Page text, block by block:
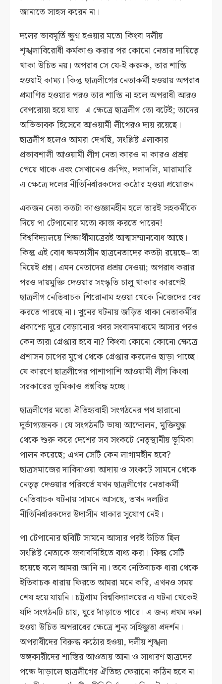
জানাতে সাহস করেন না।
দলের ভাবমূর্তি ক্ষুণ্ন হওয়ার মতো কিংবা দলীয়
শৃঙ্খলাবিরোধী কর্মকাণ্ড করার পর কোনো নেতার দায়িত্বে
থাকা উচিত নয়। অপরাধ সে যে-ই করুক, তার শাস্তি
হওয়াই কাম্য। কিন্তু ছাত্রলীগের নেতাকর্মী হওয়ায় অপরাধ
প্রমাণিত হওয়ার পরও তার শাস্তি না হলে অপরাধী আরও
বেপরোয়া হয়ে যায়। এ ক্ষেত্রে ছাত্রলীগ তো বটেই; তাদের
অভিভাবক হিসেবে আওয়ামী লীগেরও দায় রয়েছে।
ছাত্রলীগ হলেও আমরা দেখছি, সংশ্লিষ্ট এলাকার
প্রভাবশালী আওয়ামী লীগ নেতা কারও না কারও প্রশ্রয়
পেয়ে থাকে এবং সেখানেও গ্রুপিং, দলাদলি, মারামারি।
এ ক্ষেত্রে দলের নীতিনির্ধারকদের কঠোর হওয়া প্রয়োজন।
একজন নেতা কতটা কাণ্ডজ্ঞানহীন হলে তারই সহকর্মীকে
দিয়ে পা টেপানোর মতো কাজ করতে পারেন!
বিশ্ববিদ্যালয়ে শিক্ষার্থীমাত্রেরই আত্মসম্মানবোধ আছে।
কিন্তু এই বোধ ক্ষমতাসীন ছাত্রনেতাদের কতটা রয়েছে– তা
নিয়েই প্রশ্ন। এমন নেতাদের প্রশ্রয় দেওয়া; অপরাধ করার
পরও দায়মুক্তি দেওয়ার সংস্কৃতি চালু থাকার কারণেই
ছাত্রলীগ নেতিবাচক শিরোনাম হওয়া থেকে নিজেদের বের
করতে পারছে না। খুনের ঘটনায় জড়িত থাকা নেতাকর্মীর
প্রকাশ্যে ঘুরে বেড়ানোর খবর সংবাদমাধ্যমে আসার পরও
কেন তারা গ্রেপ্তার হবে না? কিংবা কোনো কোনো ক্ষেত্রে
প্রশাসন চাপের মুখে থেকে গ্রেপ্তার করলেও ছাড়া পাচ্ছে।
যে কারণে ছাত্রলীগের পাশাপাশি আওয়ামী লীগ কিংবা
সরকারের ভূমিকাও প্রশ্নবিদ্ধ হচ্ছে।
ছাত্রলীগের মতো ঐতিহ্যবাহী সংগঠনের পথ হারানো
দুর্ভাগ্যজনক। যে সংগঠনটি ভাষা আন্দোলন, মুক্তিযুদ্ধ
থেকে শুরু করে দেশের সব সংকটে নেতৃস্থানীয় ভূমিকা
পালন করেছে; এখন সেটি কেন লাগামহীন হবে?
ছাত্রসমাজের দাবিদাওয়া আদায় ও সংকটে সামনে থেকে
নেতৃত্ব দেওয়ার পরিবর্তে যখন ছাত্রলীগের নেতাকর্মী
নেতিবাচক ঘটনায় সামনে আসছে, তখন দলটির
নীতিনির্ধারকদের উদাসীন থাকার সুযোগ নেই।
পা টেপানোর ছবিটি সামনে আসার পরই উচিত ছিল
সংশ্লিষ্ট নেতাকে জবাবদিহিতে বাধ্য করা। কিন্তু সেটি
হয়েছে বলে আমরা জানি না। তবে নেতিবাচক ধারা থেকে
ইতিবাচক ধারায় ফিরতে আমরা মনে করি, এখনও সময়
শেষ হয়ে যায়নি। চট্টগ্রাম বিশ্ববিদ্যালয়ের এ ঘটনা থেকেই
যদি সংগঠনটি চায়, ঘুরে দাঁড়াতে পারে। এ জন্য প্রথম দফা
হওয়া উচিত অপরাধের ক্ষেত্রে শূন্য সহিষ্ণুতা প্রদর্শন।
অপরাধীদের বিরুদ্ধ কঠোর হওয়া, দলীয় শৃঙ্খলা
ভঙ্গকারীদের শাস্তির আওতায় আনা ও সাধারণ ছাত্রদের
পক্ষে দাঁড়ালে ছাত্রলীগের ঐতিহ্য ফেরানো কঠিন হবে না।